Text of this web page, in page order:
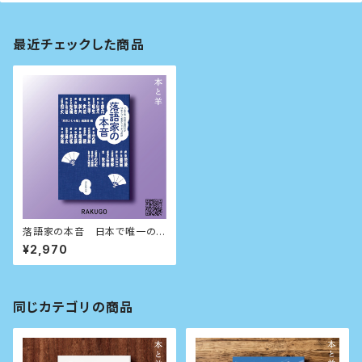
最近チェックした商品
落語家の本音 日本で唯一の
演芸専門誌が50年かけて集め
たここだけの話
¥2,970
同じカテゴリの商品